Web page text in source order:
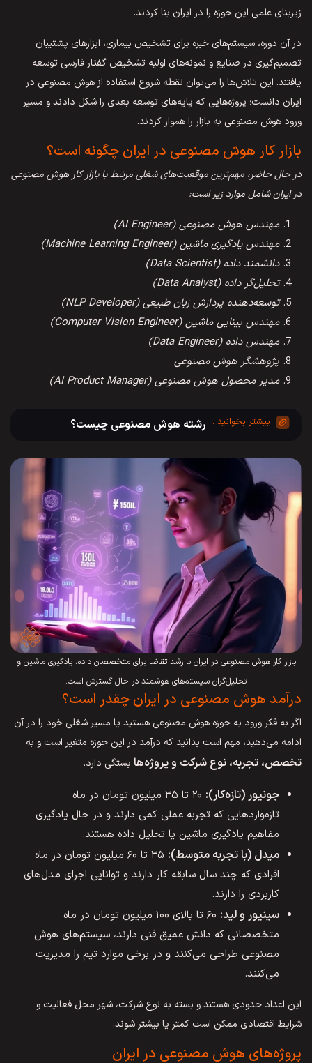
زیربنای علمی این حوزه را در ایران بنا کردند.
در آن دوره، سیستم‌های خبره برای تشخیص بیماری، ابزارهای پشتیبان
تصمیم‌گیری در صنایع و نمونه‌های اولیه تشخیص گفتار فارسی توسعه
یافتند. این تلاش‌ها را می‌توان نقطه شروع استفاده از هوش مصنوعی در
ایران دانست؛ پروژه‌هایی که پایه‌های توسعه بعدی را شکل دادند و مسیر
ورود هوش مصنوعی به بازار را هموار کردند.
بازار کار هوش مصنوعی در ایران چگونه است؟
در حال حاضر، مهم‌ترین موقعیت‌های شغلی مرتبط با بازار کار هوش مصنوعی
در ایران شامل موارد زیر است:
مهندس هوش مصنوعی (AI Engineer)
مهندس یادگیری ماشین (Machine Learning Engineer)
دانشمند داده (Data Scientist)
تحلیل‌گر داده (Data Analyst)
توسعه‌دهنده پردازش زبان طبیعی (NLP Developer)
مهندس بینایی ماشین (Computer Vision Engineer)
مهندس داده (Data Engineer)
پژوهشگر هوش مصنوعی
مدیر محصول هوش مصنوعی (AI Product Manager)
رشته هوش مصنوعی چیست؟
بازار کار هوش مصنوعی در ایران با رشد تقاضا برای متخصصان داده، یادگیری ماشین و
تحلیل‌گران سیستم‌های هوشمند در حال گسترش است.
درآمد هوش مصنوعی در ایران چقدر است؟
اگر به فکر ورود به حوزه هوش مصنوعی هستید یا مسیر شغلی خود را در آن
ادامه می‌دهید، مهم است بدانید که درآمد در این حوزه متغیر است و به
تخصص، تجربه، نوع شرکت و پروژه‌ها بستگی دارد.
جونیور (تازه‌کار):
تازه‌واردهایی که تجربه عملی کمی دارند و در حال یادگیری
مفاهیم یادگیری ماشین یا تحلیل داده هستند.
میدل (با تجربه متوسط):
افرادی که چند سال سابقه کار دارند و توانایی اجرای مدل‌های
کاربردی را دارند.
سینیور و لید:
متخصصانی که دانش عمیق فنی دارند، سیستم‌های هوش
مصنوعی طراحی می‌کنند و در برخی موارد تیم را مدیریت
می‌کنند.
این اعداد حدودی هستند و بسته به نوع شرکت، شهر محل فعالیت و
شرایط اقتصادی ممکن است کمتر یا بیشتر شوند.
پروژه‌های هوش مصنوعی در ایران